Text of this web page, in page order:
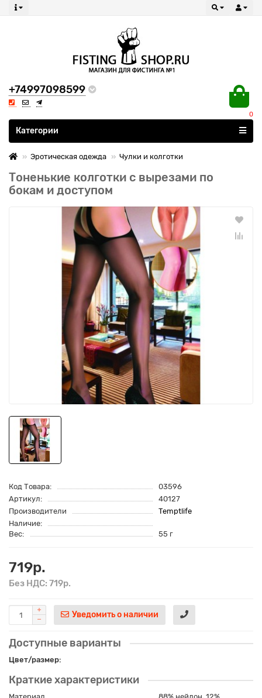
+74997098599
0
Все категории
Категории
Эротическая одежда Чулки и колготки
Тоненькие колготки с вырезами по
бокам и доступом
Код Товара:
03596
Артикул:
40127
Производители
Temptlife
Наличие:
Вес:
55 г
719р.
Без НДС: 719р.
Уведомить о наличии
Доступные варианты
Цвет/размер:
Краткие характеристики